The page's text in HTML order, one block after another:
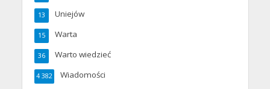
Uniejów
13
Warta
15
Warto wiedzieć
36
Wiadomości
4 382